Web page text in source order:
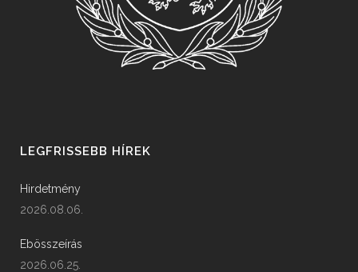
LEGFRISSEBB HÍREK
Hirdetmény
2026.08.06.
Ebösszeírás
2026.06.25.